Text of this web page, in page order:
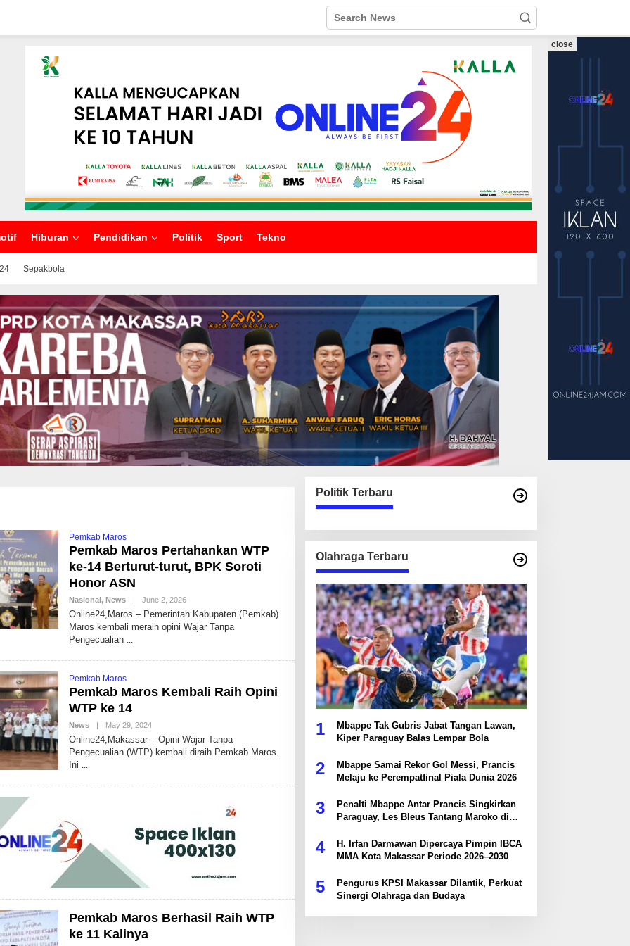
Hiburan Pendidikan Politik Sport Tekno
Sepakbola
close
Pemkab Maros
Pemkab Maros Pertahankan WTP
ke-14 Berturut-turut, BPK Soroti
Honor ASN
Nasional, News | June 2, 2026B
Y
N
O
R
M
A
Online24,Maros – Pemerintah Kabupaten (Pemkab)
Maros kembali meraih opini Wajar Tanpa
Pengecualian
Pemkab Maros
Pemkab Maros Kembali Raih Opini
WTP ke 14
News | May 29, 2024B
N
I
R
I
Online24,Makassar – Opini Wajar Tanpa
Pengecualian (WTP) kembali diraih Pemkab Maros.
Ini
Pemkab Maros Berhasil Raih WTP
ke 11 Kalinya
Politik Terbaru
Olahraga Terbaru
1
Mbappe Tak Gubris Jabat Tangan Lawan,
Kiper Paraguay Balas Lempar Bola
2
Mbappe Samai Rekor Gol Messi, Prancis
Melaju ke Perempatfinal Piala Dunia 2026
3
Penalti Mbappe Antar Prancis Singkirkan
Paraguay, Les Bleus Tantang Maroko di
4
H. Irfan Darmawan Dipercaya Pimpin IBCA
MMA Kota Makassar Periode 2026–2030
5
Pengurus KPSI Makassar Dilantik, Perkuat
Sinergi Olahraga dan Budaya